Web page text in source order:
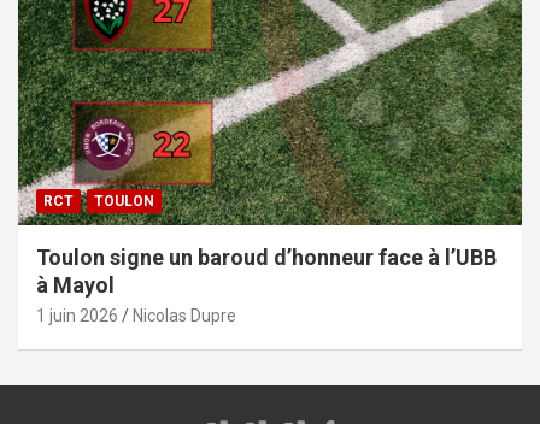
RCT TOULON
Toulon signe un baroud d’honneur face à l’UBB
à Mayol
1 juin 2026 Nicolas Dupre